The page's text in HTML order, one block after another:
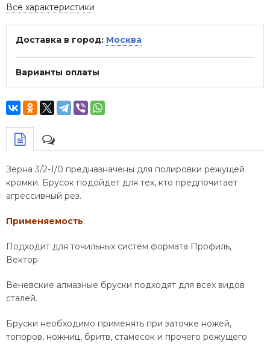
Все характеристики
Доставка в город: Москва
Варианты оплаты
Зёрна 3/2-1/0 предназначены для полировки режущей
кромки. Брусок подойдет для тех, кто предпочитает
агрессивный рез.
Применяемость:
Подходит для точильных систем формата Профиль,
Вектор.
Веневские алмазные бруски подходят для всех видов
сталей.
Бруски необходимо применять при заточке ножей,
топоров, ножниц, бритв, стамесок и прочего режущего